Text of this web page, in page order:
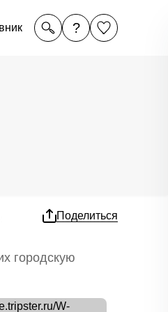
?
Поделиться
городскую